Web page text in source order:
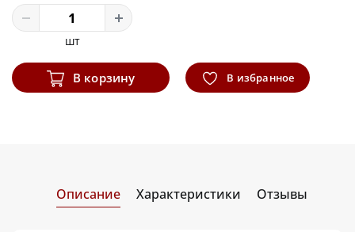
шт
В корзину В избранное
Описание Характеристики Отзывы